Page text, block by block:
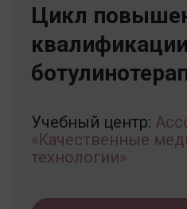
Цикл
Учебный центр:
«Качественные
технологии»